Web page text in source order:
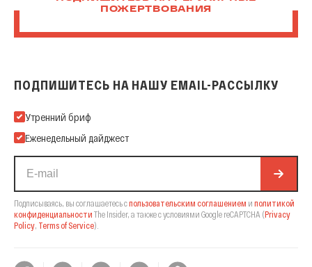
ПОЖЕРТВОВАНИЯ
ПОДПИШИТЕСЬ НА НАШУ EMAIL-РАССЫЛКУ
Подпишитесь на нашу Email-рассылку
Утренний бриф
Еженедельный дайджест
Подписываясь, вы соглашаетесь спользовательским соглашением и политикой
конфиденциальности The Insider, а также с условиями Google reCAPTCHA (Privacy
Policy Terms of Service).